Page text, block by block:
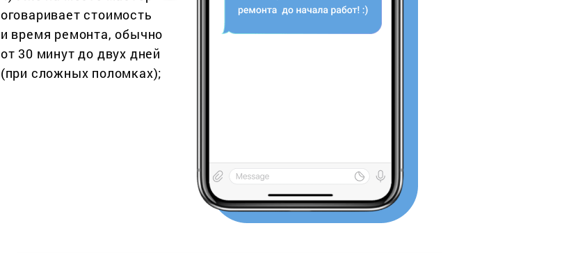
оговаривает стоимость
и время ремонта, обычно
от 30 минут до двух дней
(при сложных поломках);